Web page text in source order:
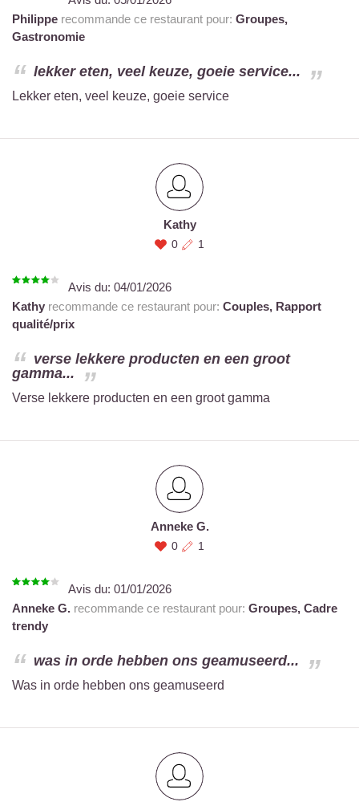
Philippe recommande ce restaurant pour: Groupes,
Gastronomie
lekker eten, veel keuze, goeie service...
Lekker eten, veel keuze, goeie service
Kathy
0 1
Avis du: 04/01/2026
Kathy recommande ce restaurant pour: Couples, Rapport
qualité/prix
verse lekkere producten en een groot
gamma...
Verse lekkere producten en een groot gamma
Anneke G.
0 1
Avis du: 01/01/2026
Anneke G. recommande ce restaurant pour: Groupes, Cadre
trendy
was in orde hebben ons geamuseerd...
Was in orde hebben ons geamuseerd